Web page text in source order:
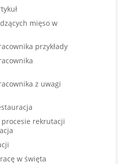
mięso w
przykłady
z uwagi
rekrutacji
w święta